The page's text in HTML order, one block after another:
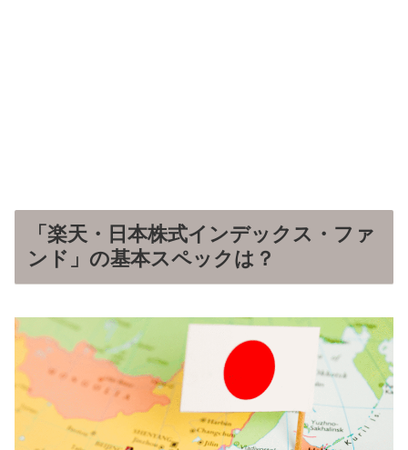
「楽天・日本株式インデックス・ファ
ンド」の基本スペックは？